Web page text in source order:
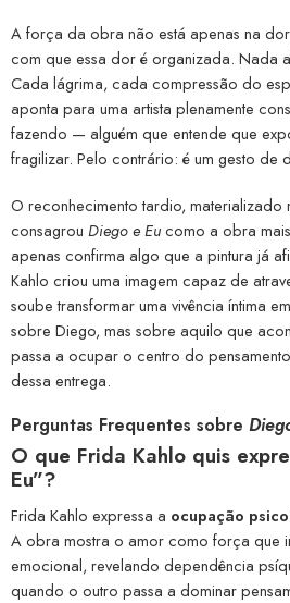
A força da obra não está apenas na
com que essa dor é organizada. Nada
Cada lágrima, cada compressão do
aponta para uma artista plenamente
fazendo — alguém que entende que
fragilizar. Pelo contrário: é um gesto de
O reconhecimento tardio,
consagrou Diego e Eucomo a obra
apenas confirma algo que a pintura já
Kahlo criou uma imagem capaz de
soube transformar uma vivência íntima
sobre Diego, mas sobre aquilo que
passa a ocupar o centro do
dessa entrega.
Perguntas Frequentes sobre
O que Frida Kahlo quis
Eu”?
Frida Kahlo expressa a ocupação
A obra mostra o amor como força que
emocional, revelando dependência
quando o outro passa a dominar